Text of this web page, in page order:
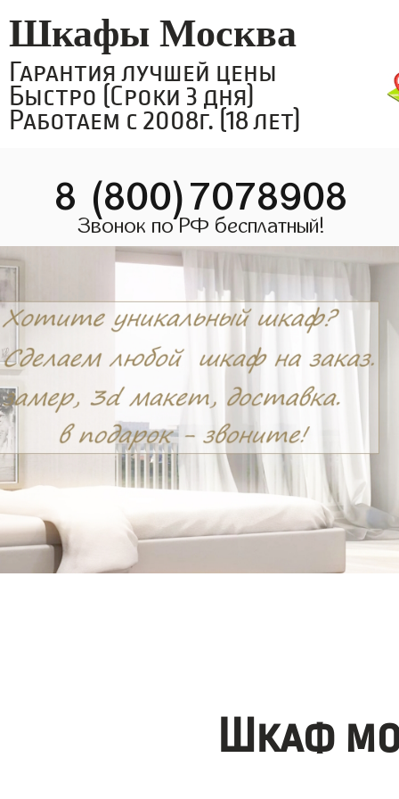
Шкафы Москва
Гарантия лучшей цены
Быстро (Сроки 3 дня)
Работаем с 2008г. (18 лет)
8 (800)7078908
Звонок по РФ бесплатный!
Шкаф